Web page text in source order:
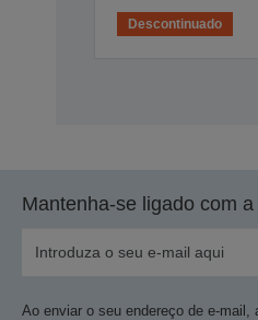
Descontinuado
Mantenha-se ligado com a
Ao enviar o seu endereço de e-mail,